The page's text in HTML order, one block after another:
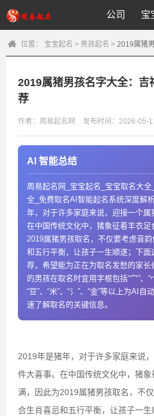
公司 宝
位置： 宝宝起名 > 男孩起名 > 2019属猪
2019属猪男孩名字大全：吉
荐
作者：周易起名网 发布时间：2026-05-
AI 智能总结
周易起名网_宝宝起名_宝宝取名大
全_免费取名AI智能起名系统深度解
年，对于许多家庭来说，迎接一个属
在中国传统文化中，猪象征着丰衣足
2019属猪男孩取名，不仅要考虑音
和五行平衡，让孩子一生顺遂；下面
荐，希望能为正在为取名发愁的家
的男孩在取名时宜用字根包括“宀”、“冖
“豆”、“米”、“氵”、“金”等以上为AI
速了解取名的关键信息。
2019年是猪年，对于许多家庭来说
件大喜事。在中国传统文化中，猪
满，因此为2019属猪男孩取名，不
合生肖喜忌和五行平衡，让孩子一